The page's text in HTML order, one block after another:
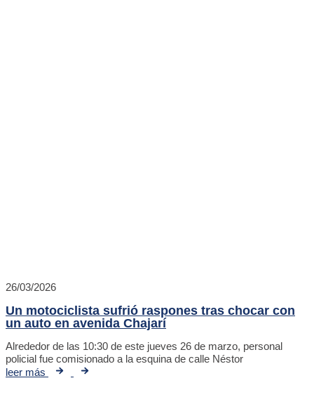
26/03/2026
Un motociclista sufrió raspones tras chocar con
un auto en avenida Chajarí
Alrededor de las 10:30 de este jueves 26 de marzo, personal
policial fue comisionado a la esquina de calle Néstor
leer más